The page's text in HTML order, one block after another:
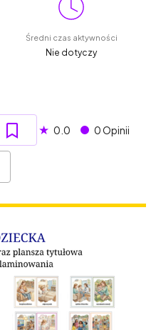
Średni czas aktywności
Nie dotyczy
★ 0.0 0 Opinii